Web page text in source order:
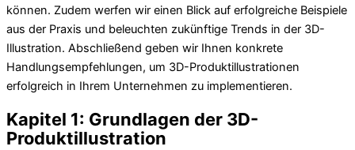
können. Zudem werfen wir einen Blick auf erfolgreiche Beispiele
aus der Praxis und beleuchten zukünftige Trends in der 3D-
Illustration. Abschließend geben wir Ihnen konkrete
Handlungsempfehlungen, um 3D-Produktillustrationen
erfolgreich in Ihrem Unternehmen zu implementieren.
Kapitel 1: Grundlagen der 3D-
Produktillustration